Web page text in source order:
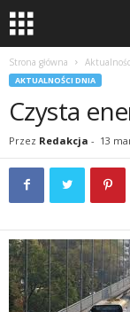
Strona główna
AKTUALNOŚCI DNIA
Czysta
Przez Redakcja - 13